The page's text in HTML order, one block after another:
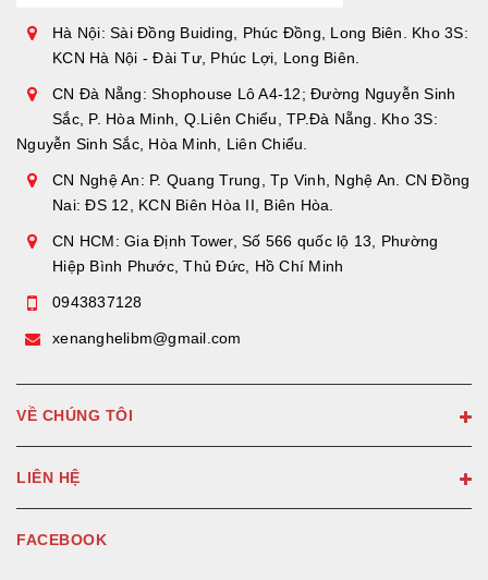
Hà Nội: Sài Đồng Buiding, Phúc Đồng, Long Biên. Kho 3S:
KCN Hà Nội - Đài Tư, Phúc Lợi, Long Biên.
CN Đà Nẵng: Shophouse Lô A4-12; Đường Nguyễn Sinh
Sắc, P. Hòa Minh, Q.Liên Chiểu, TP.Đà Nẵng. Kho 3S:
Nguyễn Sinh Sắc, Hòa Minh, Liên Chiểu.
CN Nghệ An: P. Quang Trung, Tp Vinh, Nghệ An. CN Đồng
Nai: ĐS 12, KCN Biên Hòa II, Biên Hòa.
CN HCM: Gia Định Tower, Số 566 quốc lộ 13, Phường
Hiệp Bình Phước, Thủ Đức, Hồ Chí Minh
0943837128
xenanghelibm@gmail.com
VỀ CHÚNG TÔI
LIÊN HỆ
FACEBOOK